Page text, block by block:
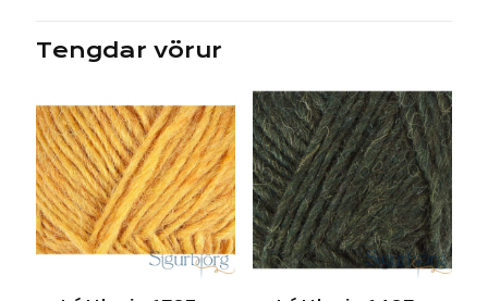
Tengdar vörur